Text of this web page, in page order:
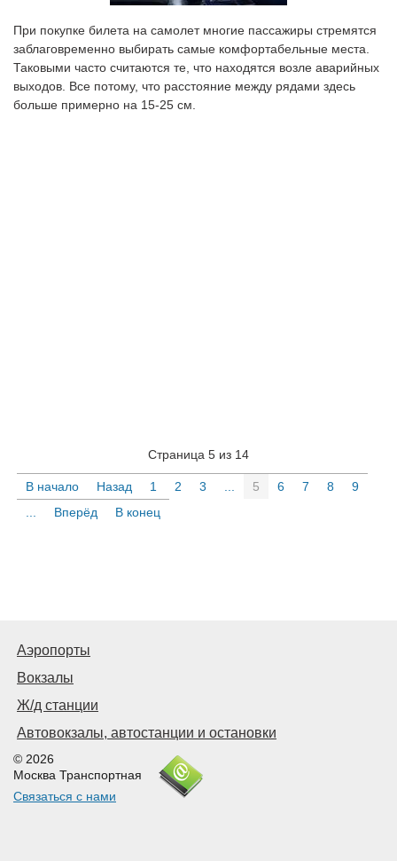
При покупке билета на самолет многие пассажиры стремятся
заблаговременно выбирать самые комфортабельные места.
Таковыми часто считаются те, что находятся возле аварийных
выходов. Все потому, что расстояние между рядами здесь
больше примерно на 15-25 см.
Страница 5 из 14
В начало Назад 1 2 3 5 6 7 8
9
Вперёд В конец
Аэропорты
Вокзалы
Ж/д станции
Автовокзалы, автостанции и остановки
© 2026
Москва Транспортная
Связаться с нами